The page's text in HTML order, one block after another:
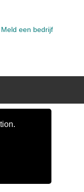
Meld een bedrijf